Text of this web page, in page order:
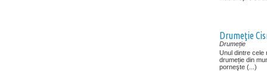
Drumeţie
Drumeție
Unul dintre cele
drumeție din
porneşte (...)